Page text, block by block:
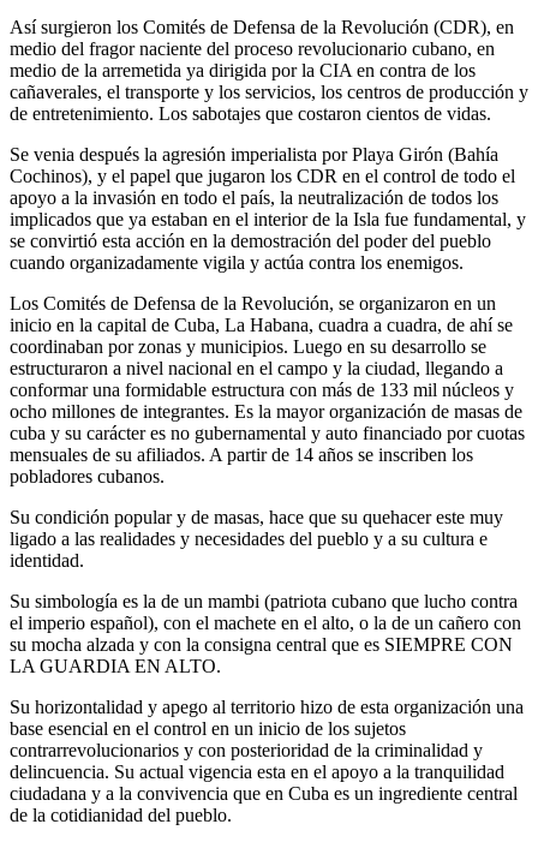
Así surgieron los Comités de Defensa de la Revolución (CDR), en
medio del fragor naciente del proceso revolucionario cubano, en
medio de la arremetida ya dirigida por la CIA en contra de los
cañaverales, el transporte y los servicios, los centros de producción y
de entretenimiento. Los sabotajes que costaron cientos de vidas.
Se venia después la agresión imperialista por Playa Girón (Bahía
Cochinos), y el papel que jugaron los CDR en el control de todo el
apoyo a la invasión en todo el país, la neutralización de todos los
implicados que ya estaban en el interior de la Isla fue fundamental, y
se convirtió esta acción en la demostración del poder del pueblo
cuando organizadamente vigila y actúa contra los enemigos.
Los Comités de Defensa de la Revolución, se organizaron en un
inicio en la capital de Cuba, La Habana, cuadra a cuadra, de ahí se
coordinaban por zonas y municipios. Luego en su desarrollo se
estructuraron a nivel nacional en el campo y la ciudad, llegando a
conformar una formidable estructura con más de 133 mil núcleos y
ocho millones de integrantes. Es la mayor organización de masas de
cuba y su carácter es no gubernamental y auto financiado por cuotas
mensuales de su afiliados. A partir de 14 años se inscriben los
pobladores cubanos.
Su condición popular y de masas, hace que su quehacer este muy
ligado a las realidades y necesidades del pueblo y a su cultura e
identidad.
Su simbología es la de un mambi (patriota cubano que lucho contra
el imperio español), con el machete en el alto, o la de un cañero con
su mocha alzada y con la consigna central que es SIEMPRE CON
LA GUARDIA EN ALTO.
Su horizontalidad y apego al territorio hizo de esta organización una
base esencial en el control en un inicio de los sujetos
contrarrevolucionarios y con posterioridad de la criminalidad y
delincuencia. Su actual vigencia esta en el apoyo a la tranquilidad
ciudadana y a la convivencia que en Cuba es un ingrediente central
de la cotidianidad del pueblo.